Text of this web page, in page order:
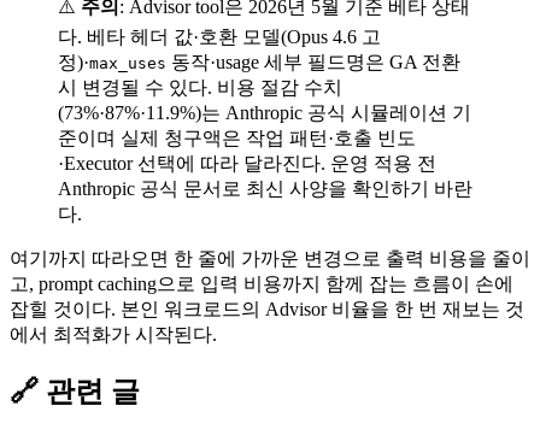
⚠️ 주의 : Advisor tool은 2026년 5월 기준 베타 상태
다. 베타 헤더 값·호환 모델(Opus 4.6 고
정)·max_uses 동작·usage 세부 필드명은 GA 전환
시 변경될 수 있다. 비용 절감 수치
(73%·87%·11.9%)는 Anthropic 공식 시뮬레이션 기
준이며 실제 청구액은 작업 패턴·호출 빈도
·Executor 선택에 따라 달라진다. 운영 적용 전
Anthropic 공식 문서로 최신 사양을 확인하기 바란
다.
여기까지 따라오면 한 줄에 가까운 변경으로 출력 비용을 줄이
고, prompt caching으로 입력 비용까지 함께 잡는 흐름이 손에
잡힐 것이다. 본인 워크로드의 Advisor 비율을 한 번 재보는 것
에서 최적화가 시작된다.
🔗 관련 글